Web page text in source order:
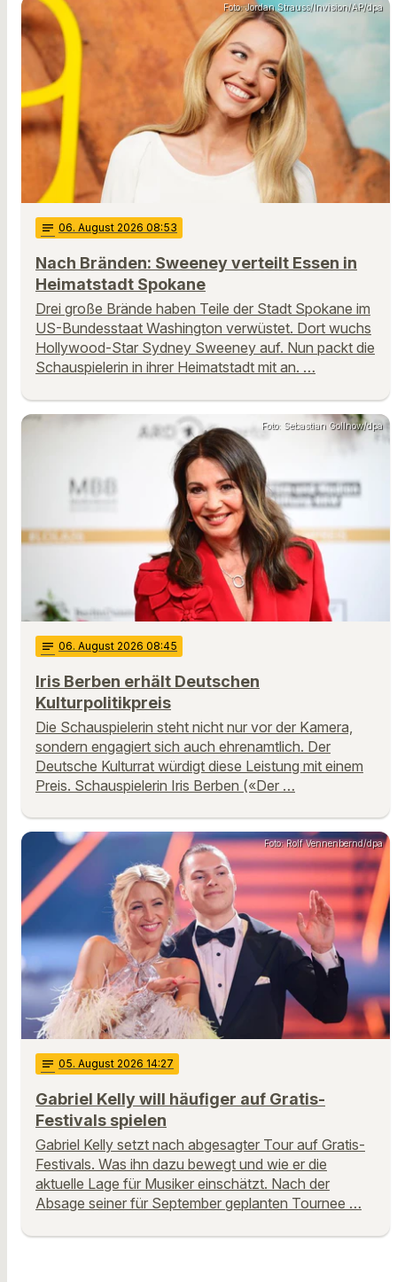
Foto: Jordan Strauss/Invision/AP/dpa
notes 06. August 2026 08:53
Nach Bränden: Sweeney verteilt Essen in
Heimatstadt Spokane
Drei große Brände haben Teile der Stadt Spokane im
US-Bundesstaat Washington verwüstet. Dort wuchs
Hollywood-Star Sydney Sweeney auf. Nun packt die
Schauspielerin in ihrer Heimatstadt mit an. …
Foto: Sebastian Gollnow/dpa
notes 06. August 2026 08:45
Iris Berben erhält Deutschen
Kulturpolitikpreis
Die Schauspielerin steht nicht nur vor der Kamera,
sondern engagiert sich auch ehrenamtlich. Der
Deutsche Kulturrat würdigt diese Leistung mit einem
Preis. Schauspielerin Iris Berben («Der …
Foto: Rolf Vennenbernd/dpa
notes 05. August 2026 14:27
Gabriel Kelly will häufiger auf Gratis-
Festivals spielen
Gabriel Kelly setzt nach abgesagter Tour auf Gratis-
Festivals. Was ihn dazu bewegt und wie er die
aktuelle Lage für Musiker einschätzt. Nach der
Absage seiner für September geplanten Tournee …